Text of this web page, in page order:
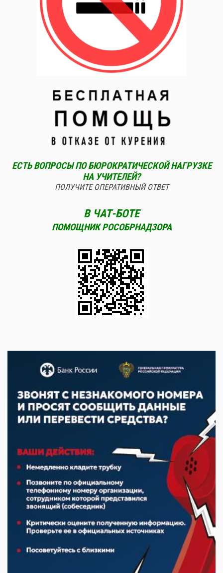
ЕСТЬ ВОПРОСЫ ПО БЮРОКРАТИЧЕСКОЙ НАГРУЗКЕ
НА УЧИТЕЛЕЙ?
ПОЛУЧИТЕ ОПЕРАТИВНЫЙ ОТВЕТ
В ЧАТ-БОТЕ
ПОМОЩНИК РОСОБРНАДЗОРА